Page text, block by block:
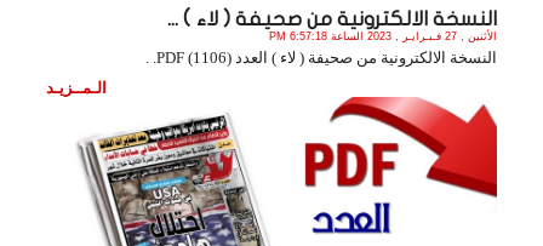
النسخة الالكترونية من صحيفة ( لاء ) ...
الأثنين , 27 فـبـرايـر , 2023 الساعة 6:57:18 PM
النسخة الالكترونية من صحيفة ( لاء ) العدد (1106) PDF. .
الـمــزيـد